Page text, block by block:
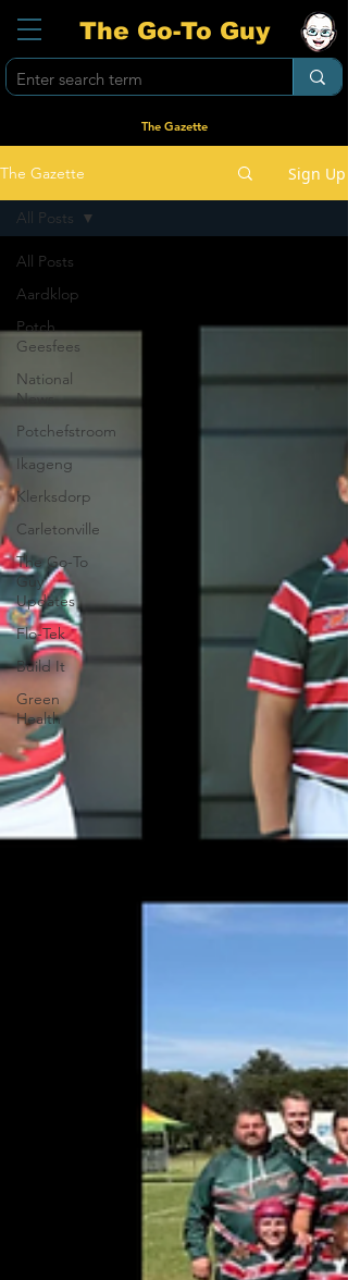
The Go-To Guy
The Gazette
The Gazette Sign Up
All Posts
Aardklop
Potch
Geesfees
National
News
Potchefstroom
Ikageng
Klerksdorp
Carletonville
The Go-To
Guy
Updates
Flo-Tek
Build It
Green
Health
All Posts